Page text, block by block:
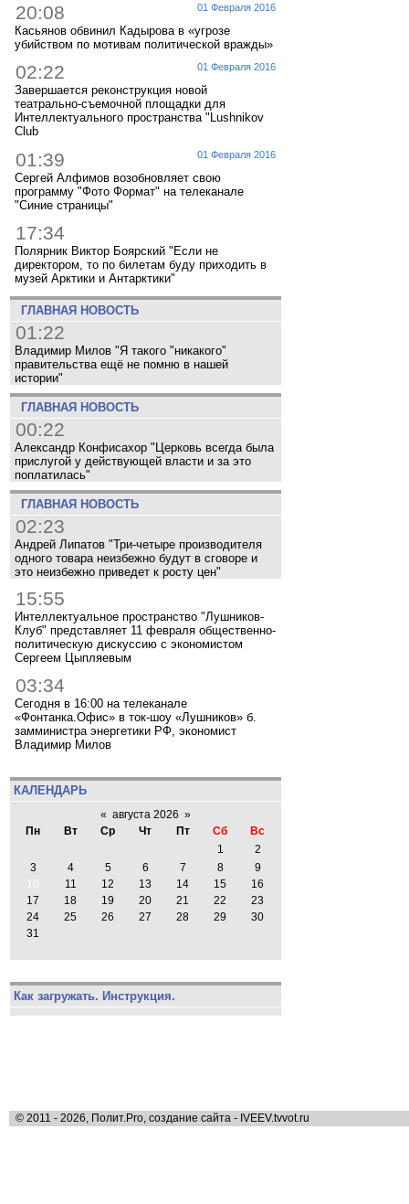
01 Февраля 2016
20:08
Касьянов обвинил Кадырова в «угрозе
убийством по мотивам политической вражды»
01 Февраля 2016
02:22
Завершается реконструкция новой
театрально-съемочной площадки для
Интеллектуального пространства "Lushnikov
Club
01 Февраля 2016
01:39
Сергей Алфимов возобновляет свою
программу "Фото Формат" на телеканале
"Синие страницы"
17:34
Полярник Виктор Боярский "Если не
директором, то по билетам буду приходить в
музей Арктики и Антарктики"
ГЛАВНАЯ НОВОСТЬ
01:22
Владимир Милов "Я такого "никакого"
правительства ещё не помню в нашей
истории"
ГЛАВНАЯ НОВОСТЬ
00:22
Александр Конфисахор "Церковь всегда была
прислугой у действующей власти и за это
поплатилась"
ГЛАВНАЯ НОВОСТЬ
02:23
Андрей Липатов "Три-четыре производителя
одного товара неизбежно будут в сговоре и
это неизбежно приведет к росту цен"
15:55
Интеллектуальное пространство "Лушников-
Клуб" представляет 11 февраля общественно-
политическую дискуссию с экономистом
Сергеем Цыпляевым
03:34
Сегодня в 16:00 на телеканале
«Фонтанка.Офис» в ток-шоу «Лушников» б.
замминистра энергетики РФ, экономист
Владимир Милов
КАЛЕНДАРЬ
« августа 2026 »
Пн
Вт Ср Чт Пт Сб
Вс
1
2
3
4 5 6 7 8
9
11 12 13 14 15
16
17
18 19 20 21 22
23
24
25 26 27 28 29
30
31
Как загружать. Инструкция.
© 2011 - 2026, Полит.Pro, создание сайта - IVEEV.tvvot.ru